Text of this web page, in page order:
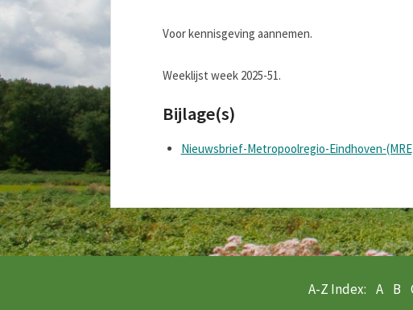
Voor kennisgeving aannemen.
Weeklijst week 2025-51.
Bijlage(s)
Nieuwsbrief-Metropoolregio-Eindhoven-
A-Z Index: A B